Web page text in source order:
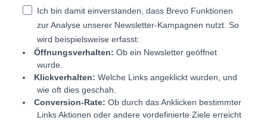
Ich bin damit einverstanden, dass Brevo Funktionen
zur Analyse unserer Newsletter-Kampagnen nutzt. So
wird beispielsweise erfasst:
Öffnungsverhalten: Ob ein Newsletter geöffnet
wurde.
Klickverhalten: Welche Links angeklickt wurden, und
wie oft dies geschah.
Conversion-Rate: Ob durch das Anklicken bestimmter
Links Aktionen oder andere vordefinierte Ziele erreicht